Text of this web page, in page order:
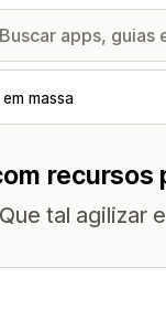
massa
recursos
tal agilizar